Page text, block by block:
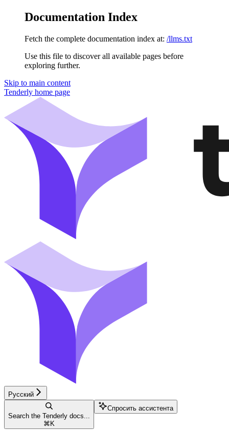
Documentation Index
Fetch the complete documentation index at: /llms.txt
Use this file to discover all available pages before
exploring further.
Skip to main content
Tenderly home page
Русский
Search the Tenderly docs...
⌘ K
Спросить ассистента